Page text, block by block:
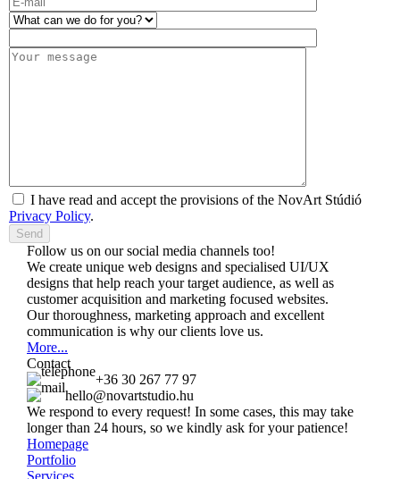
I have read and accept the provisions of the NovArt Stúdió
Privacy Policy.
Follow us on our social media channels too!
We create unique web designs and specialised UI/UX
designs that help reach your target audience, as well as
customer acquisition and marketing focused websites.
Our thoroughness, marketing approach and excellent
communication is why our clients love us.
More...
Contact
+36 30 267 77 97
hello@novartstudio.hu
We respond to every request! In some cases, this may take
longer than 24 hours, so we kindly ask for your patience!
Homepage
Portfolio